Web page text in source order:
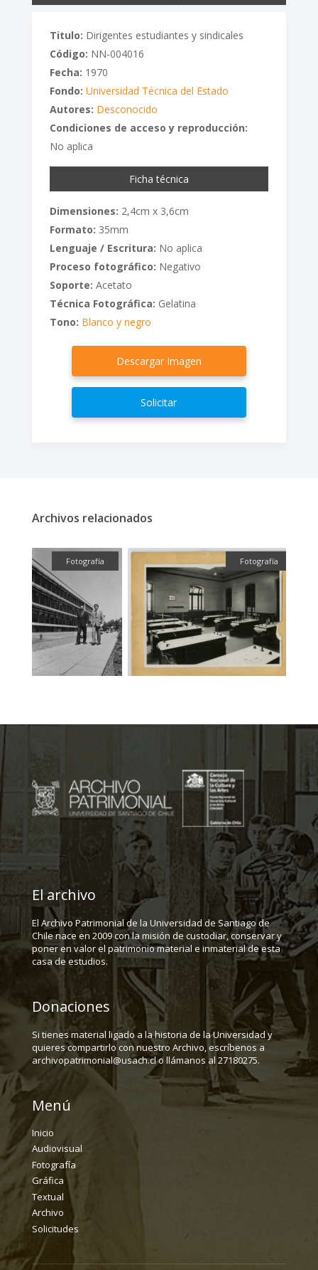
Titulo: Dirigentes estudiantes y sindicales
Código: NN-004016
Fecha: 1970
Fondo: Universidad Técnica del Estado
Autores: Desconocido
Condiciones de acceso y reproducción:
No aplica
Ficha técnica
Dimensiones: 2,4cm x 3,6cm
Formato: 35mm
Lenguaje / Escritura: No aplica
Proceso fotográfico: Negativo
Soporte: Acetato
Técnica Fotográfica: Gelatina
Tono: Blanco y negro
Descargar Imagen
Solicitar
Archivos relacionados
Fotografía Fotografía
El archivo
El Archivo Patrimonial de la Universidad de Santiago de
Chile nace en 2009 con la misión de custodiar, conservar y
poner en valor el patrimonio material e inmaterial de esta
casa de estudios.
Donaciones
Si tienes material ligado a la historia de la Universidad y
quieres compartirlo con nuestro Archivo, escríbenos a
archivopatrimonial@usach.cl o llámanos al 27180275.
Menú
Inicio
Audiovisual
Fotografía
Gráfica
Textual
Archivo
Solicitudes